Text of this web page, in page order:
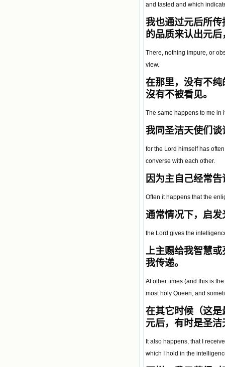
and tasted and which
我也通过元后所
的品质来认出元
There, nothing impure, or
view.
在那里，没有不
沒有不被看见。
The same happens to me in
我同圣洁天使们
for the Lord himself has
converse with each other.
因为主自己经常
Often it happens that the
通常情况下，启
the Lord gives the
上主赐给我智慧
我传递。
At other times (and this is
most holy Queen, and
在其它时候（这
元后，有时是圣洁
It also happens, that I
which I hold in the